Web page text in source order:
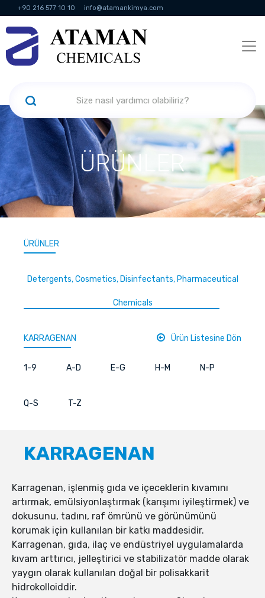
+90 216 577 10 10 info@atamankimya.com
KVKK Politikası Bilgi Toplumu Hizmetleri
ÜRÜNLER
ÜRÜNLER
Detergents, Cosmetics, Disinfectants, Pharmaceutical
Chemicals
KARRAGENAN Ürün Listesine Dön
1-9 A-D E-G H-M N-P
Q-S T-Z
KARRAGENAN
Karragenan, işlenmiş gıda ve içeceklerin kıvamını
artırmak, emülsiyonlaştırmak (karışımı iyileştirmek) ve
dokusunu, tadını, raf ömrünü ve görünümünü
korumak için kullanılan bir katkı maddesidir.
Karragenan, gıda, ilaç ve endüstriyel uygulamalarda
kıvam arttırıcı, jelleştirici ve stabilizatör madde olarak
yaygın olarak kullanılan doğal bir polisakkarit
hidrokolloiddir.